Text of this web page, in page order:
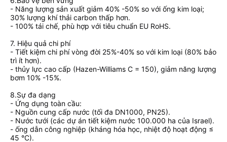
- Năng lượng sản xuất giảm 40% -50% so với ống kim loại;
30% lượng khí thải carbon thấp hơn.
- 100% tái chế, phù hợp với tiêu chuẩn EU RoHS.
7. Hiệu quả chi phí
- Tiết kiệm chi phí vòng đời 25%-40% so với kim loại (80% bảo
trì ít hơn).
- thủy lực cao cấp (Hazen-Williams C = 150), giảm năng lượng
bơm 10% -15%.
8.Sự đa dạng
- Ứng dụng toàn cầu:
- Nguồn cung cấp nước (tối đa DN1000, PN25).
- Nước tưới (các dự án tiết kiệm nước 100.000 ha của Israel).
- ống dẫn công nghiệp (kháng hóa học, nhiệt độ hoạt động ≤
45 °C).